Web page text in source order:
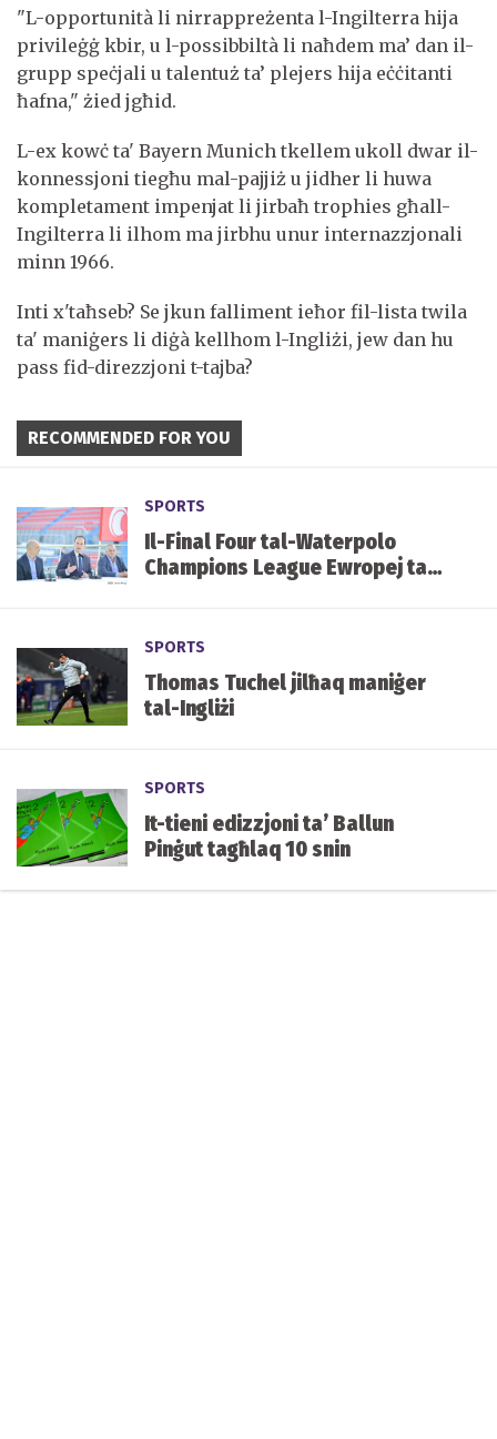
"L-opportunità li nirrappreżenta l-Ingilterra hija
privileġġ kbir, u l-possibbiltà li naħdem ma’ dan il-
grupp speċjali u talentuż ta’ plejers hija eċċitanti
ħafna," żied jgħid.
L-ex kowċ ta' Bayern Munich tkellem ukoll dwar il-
konnessjoni tiegħu mal-pajjiż u jidher li huwa
kompletament impenjat li jirbaħ trophies għall-
Ingilterra li ilhom ma jirbhu unur internazzjonali
minn 1966.
Inti x'taħseb? Se jkun falliment ieħor fil-lista twila
ta' maniġers li diġà kellhom l-Ingliżi, jew dan hu
pass fid-direzzjoni t-tajba?
RECOMMENDED FOR YOU
SPORTS
Il-Final Four tal-Waterpolo
Champions League Ewropej tal-
SPORTS
Thomas Tuchel jilħaq maniġer
tal-Ingliżi
SPORTS
It-tieni edizzjoni ta’ Ballun
Pinġut tagħlaq 10 snin